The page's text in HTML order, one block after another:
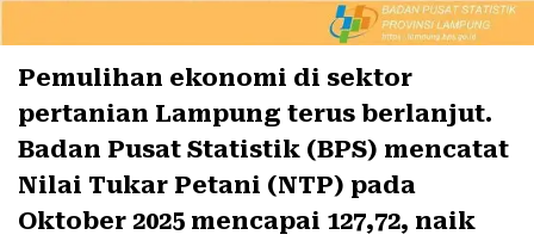
Pemulihan ekonomi di sektor
pertanian Lampung terus berlanjut.
Badan Pusat Statistik (BPS) mencatat
Nilai Tukar Petani (NTP) pada
Oktober 2025 mencapai 127,72, naik